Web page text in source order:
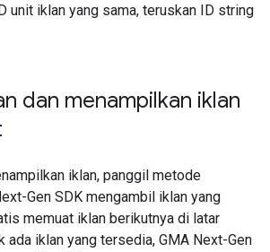
unit iklan yang sama, teruskan ID string
dan menampilkan iklan
iklan, panggil metode
Gen SDK mengambil iklan yang
memuat iklan berikutnya di latar
ada iklan yang tersedia, GMA Next-Gen